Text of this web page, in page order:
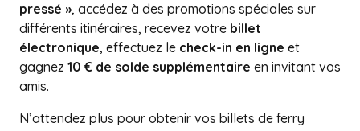
pressé », accédez à des promotions spéciales sur
différents itinéraires, recevez votre billet
électronique, effectuez le check-in en ligne et
gagnez 10 € de solde supplémentaire en invitant vos
amis.
N’attendez plus pour obtenir vos billets de ferry